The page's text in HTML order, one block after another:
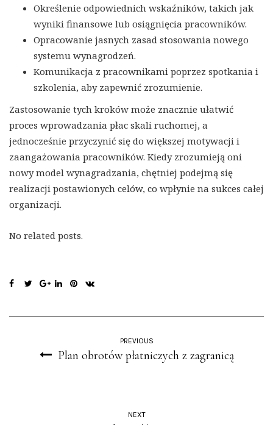
Określenie odpowiednich wskaźników, takich jak
wyniki finansowe lub osiągnięcia pracowników.
Opracowanie jasnych zasad stosowania nowego
systemu wynagrodzeń.
Komunikacja z pracownikami poprzez spotkania i
szkolenia, aby zapewnić zrozumienie.
Zastosowanie tych kroków może znacznie ułatwić
proces wprowadzania płac skali ruchomej, a
jednocześnie przyczynić się do większej motywacji i
zaangażowania pracowników. Kiedy zrozumieją oni
nowy model wynagradzania, chętniej podejmą się
realizacji postawionych celów, co wpłynie na sukces całej
organizacji.
No related posts.
PREVIOUS
Plan obrotów płatniczych z zagranicą
NEXT